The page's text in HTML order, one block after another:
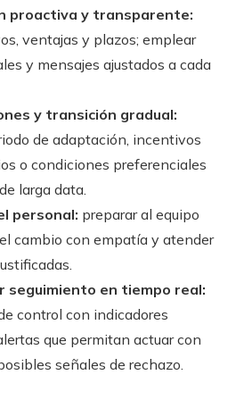
proactiva y transparente:
ventajas y plazos; emplear
y mensajes ajustados a cada
y transición gradual:
de adaptación, incentivos
o condiciones preferenciales
larga data.
personal: preparar al equipo
cambio con empatía y atender
seguimiento en tiempo real:
control con indicadores
que permitan actuar con
señales de rechazo.